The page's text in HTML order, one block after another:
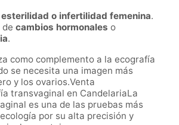
esterilidad o infertilidad femenina.
de cambios hormonales o
.
como complemento a la ecografía
se necesita una imagen más
y los ovarios.Venta
transvaginal en CandelariaLa
es una de las pruebas más
por su alta precisión y